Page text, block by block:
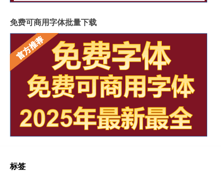
免费可商用字体批量下载
标签